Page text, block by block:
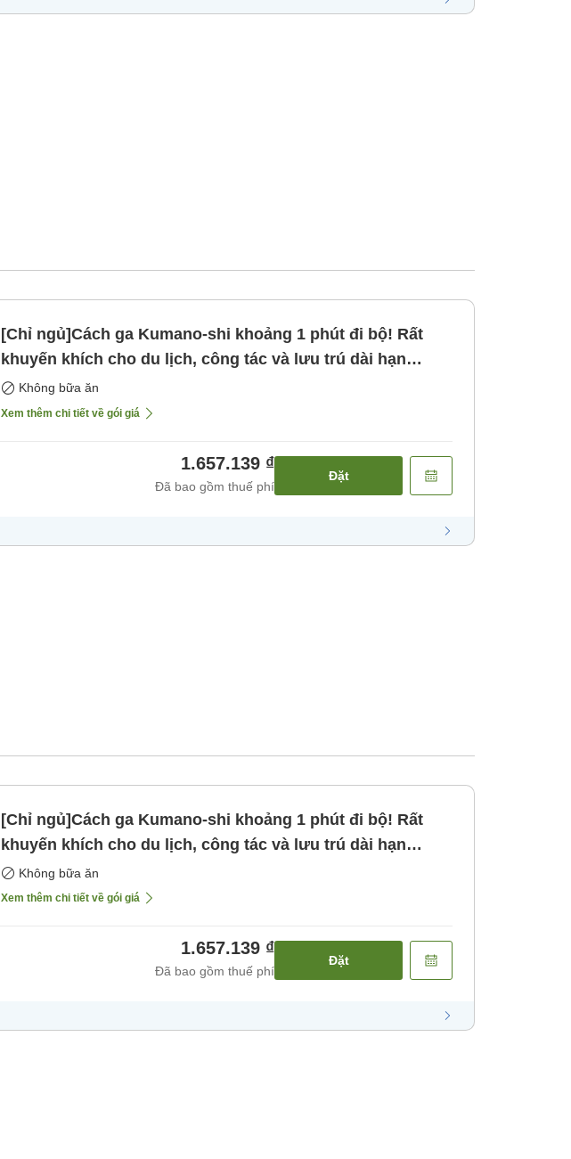
[Chỉ ngủ]Cách ga Kumano-shi khoảng 1 phút đi bộ! Rất
khuyến khích cho du lịch, công tác và lưu trú dài hạn
[Không bao gồm bữa ăn]
Không bữa ăn
Xem thêm chi tiết về gói giá
1.657.139 ₫
Đã bao gồm thuế phí
Đặt
[Chỉ ngủ]Cách ga Kumano-shi khoảng 1 phút đi bộ! Rất
khuyến khích cho du lịch, công tác và lưu trú dài hạn
[Không bao gồm bữa ăn]
Không bữa ăn
Xem thêm chi tiết về gói giá
1.657.139 ₫
Đã bao gồm thuế phí
Đặt